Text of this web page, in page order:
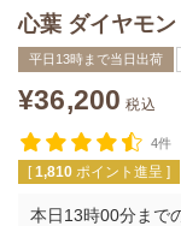
心葉 ダイヤモ
平日13時まで当日出荷
¥36,200 税込
4件
[ 1,810 ポイント進呈 ]
本日13時00分まで